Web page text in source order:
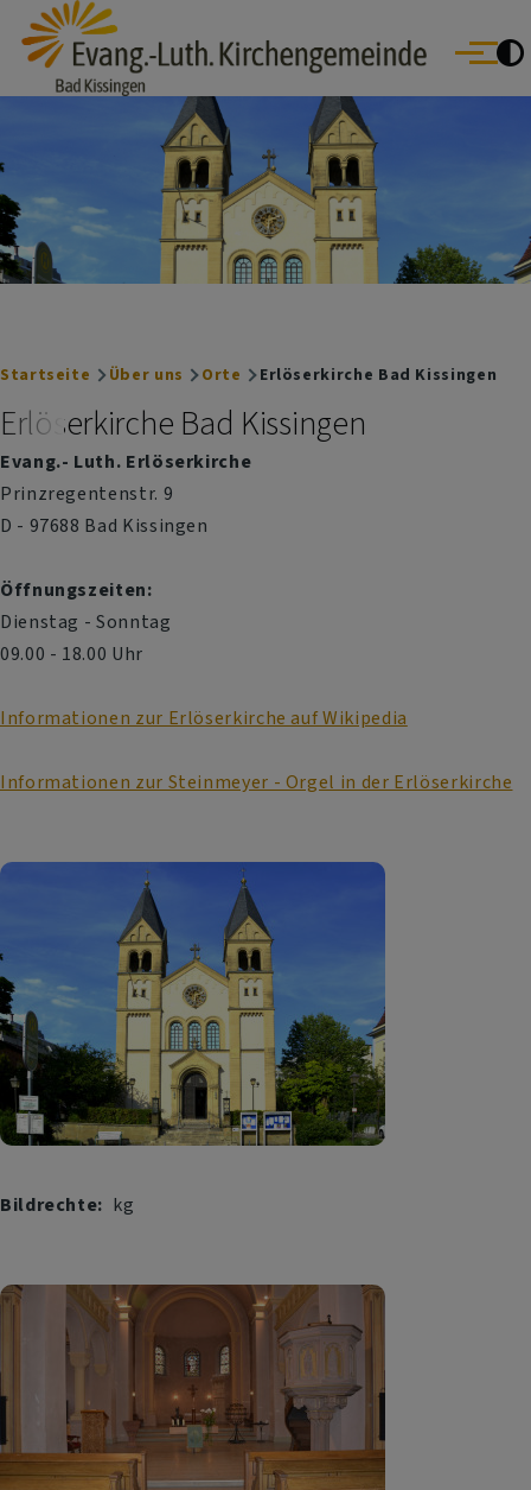
Direkt zum Inhalt
Evang.- Luth. Kirchengemeinde Bad Kissingen
Bad Bocklet | Bad Kissingen | Burkardroth | Euerdorf |
Oberthulba | Oerlenbach
Menü
Breadcrumb
Startseite Über uns Orte Erlöserkirche Bad Kissingen
Erlöserkirche Bad Kissingen
Evang.- Luth. Erlöserkirche
Prinzregentenstr. 9
D - 97688 Bad Kissingen
Öffnungszeiten:
Dienstag - Sonntag
09.00 - 18.00 Uhr
Informationen zur Erlöserkirche auf Wikipedia
Informationen zur Steinmeyer - Orgel in der Erlöserkirche
Bildrechte kg